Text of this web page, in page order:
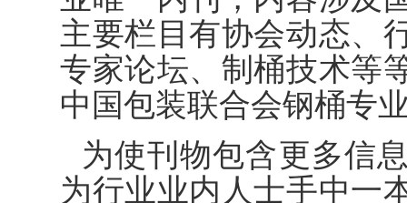
主要栏目有协会动态、
专家论坛、制桶技术等
中国包装联合会钢桶专
为使刊物包含更多信
为行业业内人士手中一